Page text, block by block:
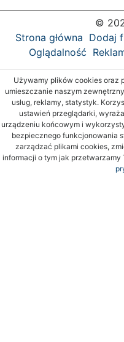
©
Strona główna Dodaj
Oglądalność
Używamy plików cookies oraz
umieszczanie naszym
usług, reklamy, statystyk.
ustawień przeglądarki,
urządzeniu końcowym i
bezpiecznego funkcjonowania
zarządzać plikami cookies,
informacji o tym jak